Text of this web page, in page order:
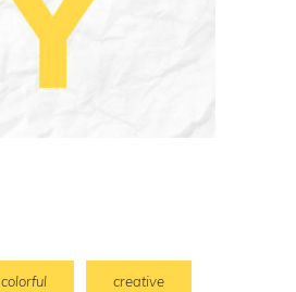
colorful creative